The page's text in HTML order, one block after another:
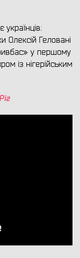
Олексій Геловані
у першому
із нігерійським